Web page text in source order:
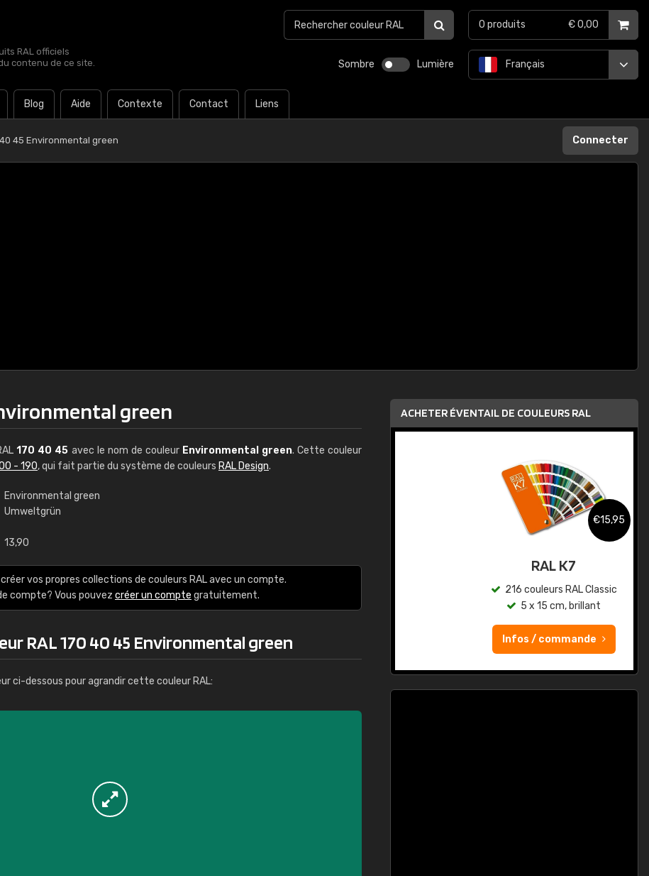
RAL officiels
contenu de ce site.
Sombre Lumière
Blog Aide Contexte Contact Liens
Français
0 produits € 0,00
40 45 Environmental green Connecter
green
170 40 45 avec le nom de couleur Environmental green. Cette couleur
- 190, qui fait partie du système de couleurs RAL Design.
Environmental green
Umweltgrün
13,90
vos propres collections de couleurs RAL avec un compte.
compte? Vous pouvez créer un compte gratuitement.
RAL 170 40 45 Environmental green
ci-dessous pour agrandir cette couleur RAL:
ACHETER ÉVENTAIL DE COULEURS RAL
RAL K7 à base d'eau
216 couleurs RAL Classic
Infos / commande
€15,95
RAL K7
216 couleurs RAL Classic
5 x 15 cm, brillant
Infos / commande